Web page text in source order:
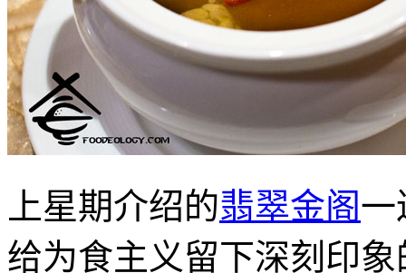
上星期介绍的翡翠金阁一
给为食主义留下深刻印